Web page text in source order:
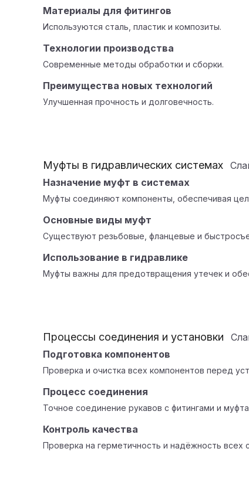
Материалы для фитингов
Используются сталь, пластик и композиты.
Технологии производства
Современные методы обработки и сборки.
Преимущества новых технологий
Улучшенная прочность и долговечность.
Муфты в гидравлических системах
Назначение муфт в системах
Муфты соединяют компоненты, обеспечивая
Основные виды муфт
Существуют резьбовые, фланцевые и
Использование в гидравлике
Муфты важны для предотвращения утечек и
Процессы соединения и установки
Подготовка компонентов
Проверка и очистка всех компонентов перед
Процесс соединения
Точное соединение рукавов с фитингами и
Контроль качества
Проверка на герметичность и надёжность всех